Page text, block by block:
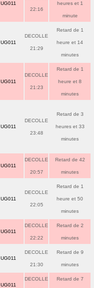
UG011
22:16
heures et 1
minute
UG011
DECOLLE
21:29
Retard de 1
heure et 14
minutes
UG011
DECOLLE
21:23
Retard de 1
heure et 8
minutes
UG011
DECOLLE
23:48
Retard de 3
heures et 33
minutes
UG011
DECOLLE
20:57
Retard de 42
minutes
UG011
DECOLLE
22:05
Retard de 1
heure et 50
minutes
UG011
DECOLLE
22:22
Retard de 2
minutes
UG011
DECOLLE
21:30
Retard de 9
minutes
UG011
DECOLLE Retard de 7